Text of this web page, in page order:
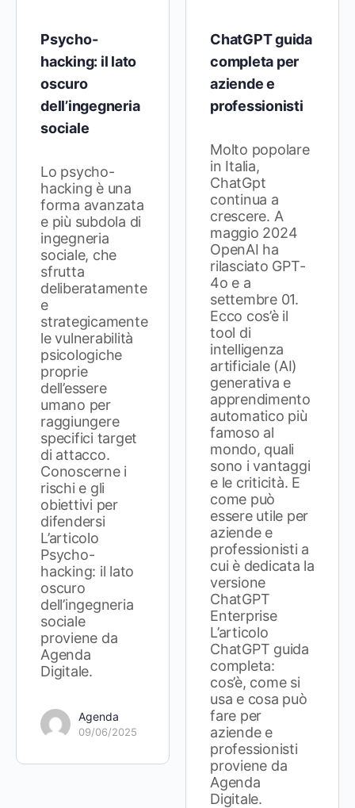
Psycho-
hacking: il lato
oscuro
dell’ingegneria
sociale
Lo psycho-
hacking è una
forma avanzata
e più subdola di
ingegneria
sociale, che
sfrutta
deliberatamente
e
strategicamente
le vulnerabilità
psicologiche
proprie
dell’essere
umano per
raggiungere
specifici target
di attacco.
Conoscerne i
rischi e gli
obiettivi per
difendersi
L’articolo
Psycho-
hacking: il lato
oscuro
dell’ingegneria
sociale
proviene da
Agenda
Digitale.
Agenda
09/06/2025
ChatGPT guida
completa per
aziende e
professionisti
Molto popolare
in Italia,
ChatGpt
continua a
crescere. A
maggio 2024
OpenAI ha
rilasciato GPT-
4o e a
settembre 01.
Ecco cos’è il
tool di
intelligenza
artificiale (AI)
generativa e
apprendimento
automatico più
famoso al
mondo, quali
sono i vantaggi
e le criticità. E
come può
essere utile per
aziende e
professionisti a
cui è dedicata la
versione
ChatGPT
Enterprise
L’articolo
ChatGPT guida
completa:
cos’è, come si
usa e cosa può
fare per
aziende e
professionisti
proviene da
Agenda
Digitale.